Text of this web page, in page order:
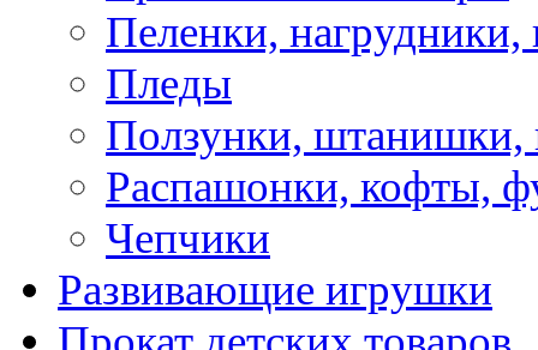
Пеленки, нагрудники,
Пледы
Ползунки, штанишки,
Распашонки, кофты,
Чепчики
Развивающие игрушки